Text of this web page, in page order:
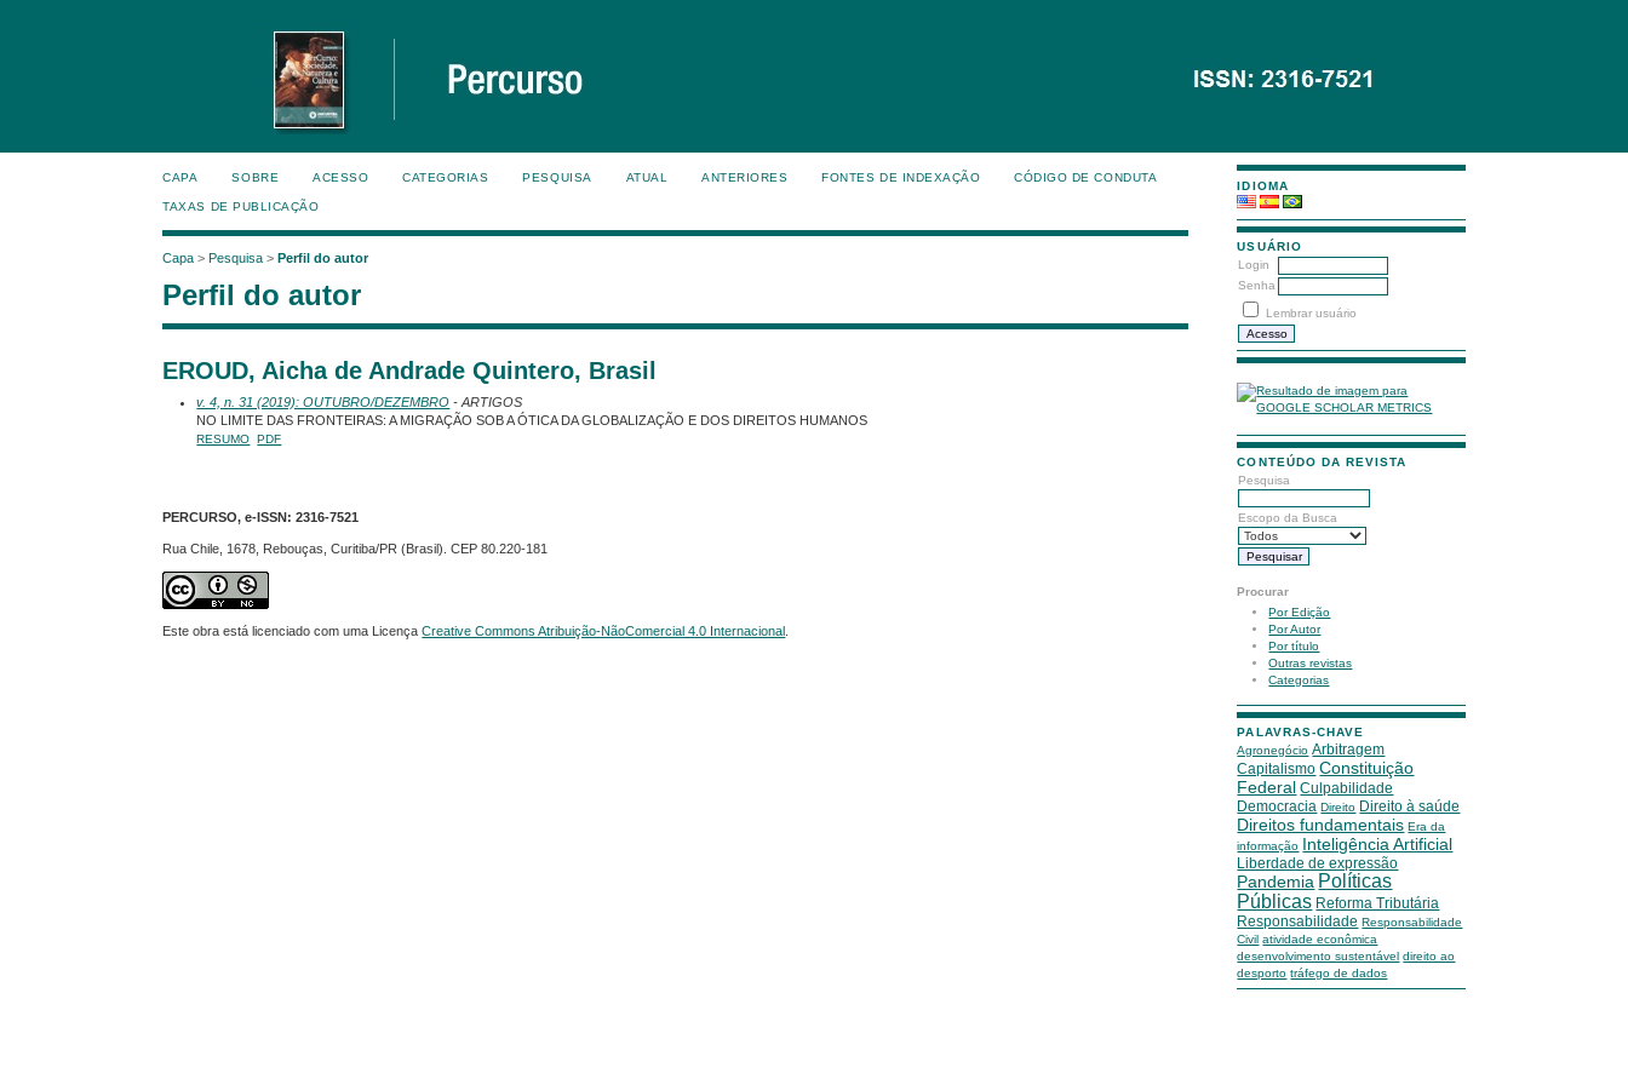
IDIOMA
USUÁRIO
Login
Senha
Lembrar usuário
CONTEÚDO DA REVISTA
Pesquisa
Escopo da Busca
Procurar
Por Edição
Por Autor
Por título
Outras revistas
Categorias
PALAVRAS-CHAVE
Agronegócio Arbitragem
Capitalismo Constituição
Federal Culpabilidade
Democracia Direito Direito à saúde
Direitos fundamentais Era da
informação Inteligência Artificial
Liberdade de expressão
Pandemia Políticas
Públicas Reforma Tributária
Responsabilidade Responsabilidade
Civil atividade econômica
desenvolvimento sustentável direito ao
desporto tráfego de dados
CAPA SOBRE ACESSO CATEGORIAS PESQUISA ATUAL ANTERIORES FONTES DE INDEXAÇÃO CÓDIGO DE CONDUTA
TAXAS DE PUBLICAÇÃO
Capa >Pesquisa >Perfil do autor
Perfil do autor
EROUD, Aicha de Andrade Quintero, Brasil
v. 4, n. 31 (2019): OUTUBRO/DEZEMBRO - ARTIGOS
NO LIMITE DAS FRONTEIRAS: A MIGRAÇÃO SOB A ÓTICA DA GLOBALIZAÇÃO E DOS DIREITOS HUMANOS
RESUMO PDF
PERCURSO, e-ISSN:2316-7521
Rua Chile, 1678, Rebouças, Curitiba/PR (Brasil). CEP 80.220-181
Este obra está licenciado com uma LicençaCreative Commons Atribuição-NãoComercial 4.0 Internacional